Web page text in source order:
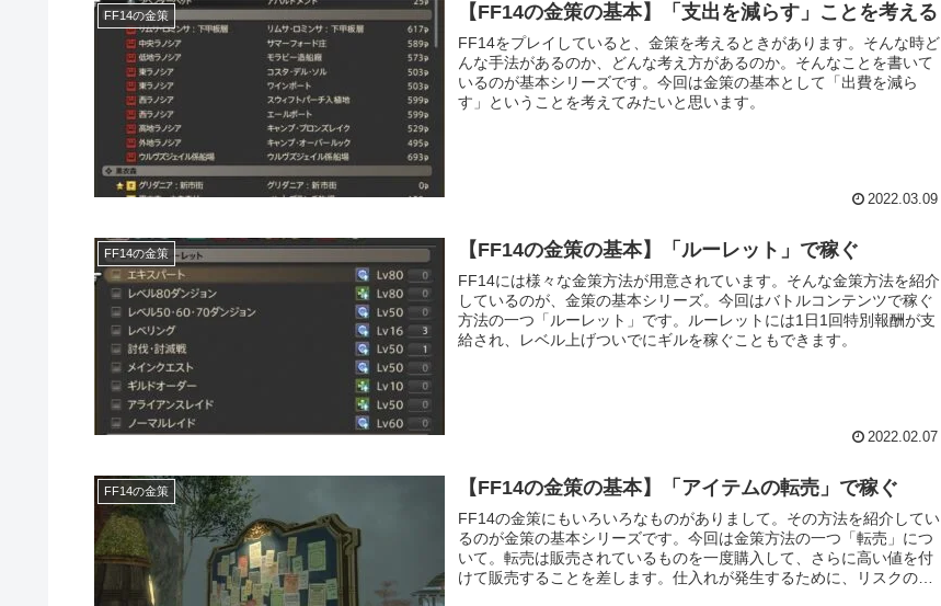
FF14の金策 【FF14の金策の基本】「支出を減らす」ことを考える
FF14をプレイしていると、金策を考えるときがあります。そんな時ど
んな手法があるのか、どんな考え方があるのか。そんなことを書いて
いるのが基本シリーズです。今回は金策の基本として「出費を減ら
す」ということを考えてみたいと思います。
2022.03.09
FF14の金策 【FF14の金策の基本】「ルーレット」で稼ぐ
FF14には様々な金策方法が用意されています。そんな金策方法を紹介
しているのが、金策の基本シリーズ。今回はバトルコンテンツで稼ぐ
方法の一つ「ルーレット」です。ルーレットには1日1回特別報酬が支
給され、レベル上げついでにギルを稼ぐこともできます。
2022.02.07
FF14の金策 【FF14の金策の基本】「アイテムの転売」で稼ぐ
FF14の金策にもいろいろなものがありまして。その方法を紹介してい
るのが金策の基本シリーズです。今回は金策方法の一つ「転売」につ
いて。転売は販売されているものを一度購入して、さらに高い値を付
けて販売することを差します。仕入れが発生するために、リスクのあ